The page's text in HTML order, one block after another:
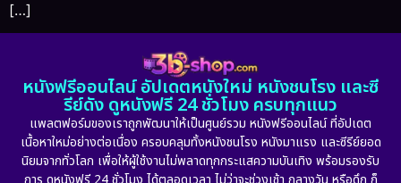
[…]
หนังฟรีออนไลน์ อัปเดตหนังใหม่ หนังชนโรง และซี
รีย์ดัง ดูหนังฟรี 24 ชั่วโมง ครบทุกแนว
แพลตฟอร์มของเราถูกพัฒนาให้เป็นศูนย์รวม หนังฟรีออนไลน์ ที่อัปเดต
เนื้อหาใหม่อย่างต่อเนื่อง ครอบคลุมทั้งหนังชนโรง หนังมาแรง และซีรีย์ยอด
นิยมจากทั่วโลก เพื่อให้ผู้ใช้งานไม่พลาดทุกกระแสความบันเทิง พร้อมรองรับ